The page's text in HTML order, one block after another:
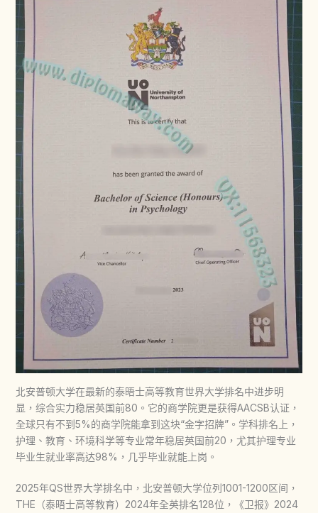
北安普顿大学在最新的泰晤士高等教育世界大学排名中进步明
显，综合实力稳居英国前80。它的商学院更是获得AACSB认证，
全球只有不到5%的商学院能拿到这块“金字招牌”。学科排名上，
护理、教育、环境科学等专业常年稳居英国前20，尤其护理专业
毕业生就业率高达98%，几乎毕业就能上岗。
2025年QS世界大学排名中，北安普顿大学位列1001-1200区间，
THE（泰晤士高等教育）2024年全英排名128位，《卫报》2024